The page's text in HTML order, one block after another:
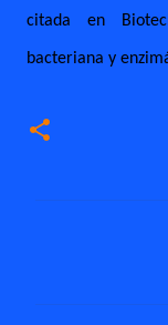
citada en
bacteriana y